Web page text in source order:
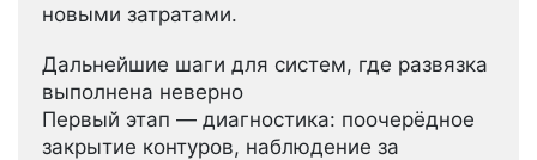
новыми затратами.
Дальнейшие шаги для систем, где развязка
выполнена неверно
Первый этап — диагностика: поочерёдное
закрытие контуров, наблюдение за